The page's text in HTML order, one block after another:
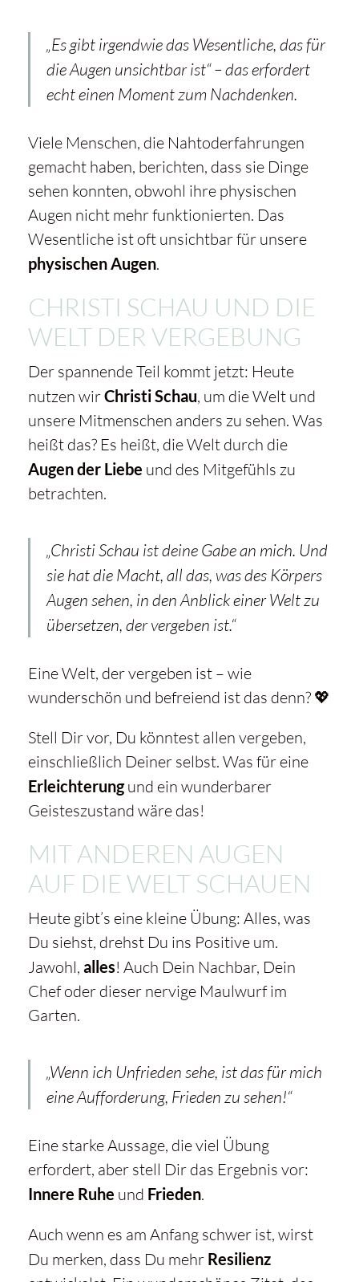
„Es gibt irgendwie das Wesentliche, das für
die Augen unsichtbar ist“– das erfordert
echt einen Moment zum Nachdenken.
Viele Menschen, die Nahtoderfahrungen
gemacht haben, berichten, dass sie Dinge
sehen konnten, obwohl ihre physischen
Augen nicht mehr funktionierten. Das
Wesentliche ist oft unsichtbar für unsere
physischen Augen.
CHRISTI SCHAU UND DIE
WELT DER VERGEBUNG
Der spannende Teil kommt jetzt: Heute
nutzen wirChristi Schau, um die Welt und
unsere Mitmenschen anders zu sehen. Was
heißt das? Es heißt, die Welt durch die
Augen der Liebe und des Mitgefühls zu
betrachten.
„Christi Schau ist deine Gabe an mich. Und
sie hat die Macht, all das, was des Körpers
Augen sehen, in den Anblick einer Welt zu
übersetzen, der vergeben ist.“
Eine Welt, der vergeben ist – wie
wunderschön und befreiend ist das denn? 💖
Stell Dir vor, Du könntest allen vergeben,
einschließlich Deiner selbst. Was für eine
Erleichterungund ein wunderbarer
Geisteszustand wäre das!
MIT ANDEREN AUGEN
AUF DIE WELT SCHAUEN
Heute gibt’s eine kleine Übung: Alles, was
Du siehst, drehst Du ins Positive um.
Jawohl, alles! Auch Dein Nachbar, Dein
Chef oder dieser nervige Maulwurf im
Garten.
„Wenn ich Unfrieden sehe, ist das für mich
eine Aufforderung, Frieden zu sehen!“
Eine starke Aussage, die viel Übung
erfordert, aber stell Dir das Ergebnis vor:
Innere Ruhe und Frieden.
Auch wenn es am Anfang schwer ist, wirst
Du merken, dass Du mehr Resilienz